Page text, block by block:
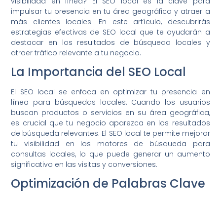
impulsar tu presencia en tu área geográfica y atraer a
más clientes locales. En este artículo, descubrirás
estrategias efectivas de SEO local que te ayudarán a
destacar en los resultados de búsqueda locales y
atraer tráfico relevante a tu negocio.
La Importancia del SEO Local
El SEO local se enfoca en optimizar tu presencia en
línea para búsquedas locales. Cuando los usuarios
buscan productos o servicios en su área geográfica,
es crucial que tu negocio aparezca en los resultados
de búsqueda relevantes. El SEO local te permite mejorar
tu visibilidad en los motores de búsqueda para
consultas locales, lo que puede generar un aumento
significativo en las visitas y conversiones.
Optimización de Palabras Clave